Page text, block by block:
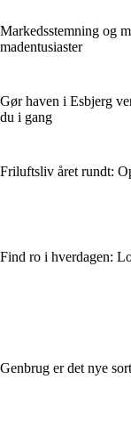
Markedsstemning og
madentusiaster
Gør haven i Esbjerg
du i gang
Friluftsliv året rundt:
Find ro i hverdagen:
Genbrug er det nye